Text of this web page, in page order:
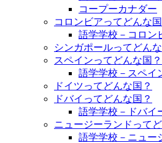
コープーカナダー
コロンビアってどんな国
語学学校－コロン
シンガポールってどん
スペインってどんな国？
語学学校－スペイ
ドイツってどんな国？
ドバイってどんな国？
語学学校－ドバイ
ニュージーランドって
語学学校－ニュー